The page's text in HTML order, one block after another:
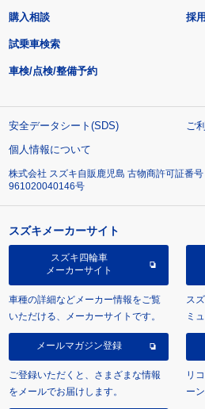
購入相談
試乗車検索
車検/点検/整備予約
採
安全データシート(SDS)
ご
個人情報について
株式会社 スズキ自販鹿児島 古物商許可証番
961020040146号
スズキメーカーサイト
スズキ四輪車
メーカーサイト
車種の詳細などメーカー情報をご覧
いただける、メーカーサイトです。
ス
ミ
メールマガジン登録
ご登録いただくと、さまざまな情報
をメールでお届けします。
リ
ー